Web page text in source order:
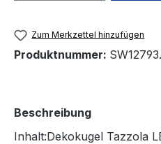
Zum Merkzettel hinzufügen
Produktnummer:
Beschreibung
Inhalt:Dekokugel Tazzola